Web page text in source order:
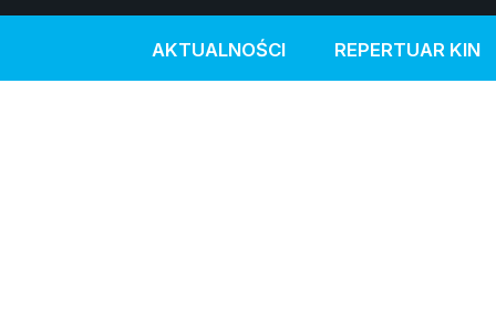
AKTUALNOŚCI REPERTUAR KIN